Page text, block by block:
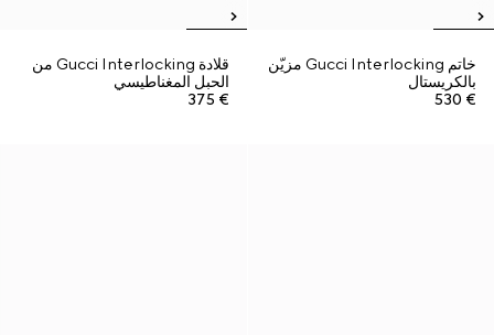
خاتم Gucci Interlocking مزيّن
بالكريستال
€ 530
قلادة Gucci Interlocking من
الحبل المغناطيسي
€ 375